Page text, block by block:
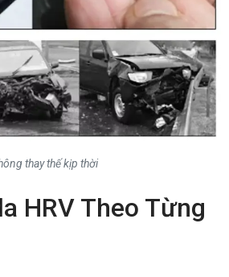
thay thế kịp thời
HRV Theo Từng